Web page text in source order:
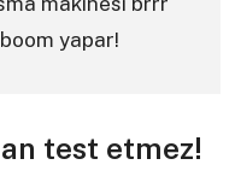
yapar!
test etmez!